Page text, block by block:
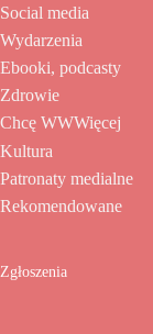
Social media
Wydarzenia
Ebooki, podcasty
Zdrowie
Chcę WWWięcej
Kultura
Patronaty medialne
Rekomendowane
Zgłoszenia